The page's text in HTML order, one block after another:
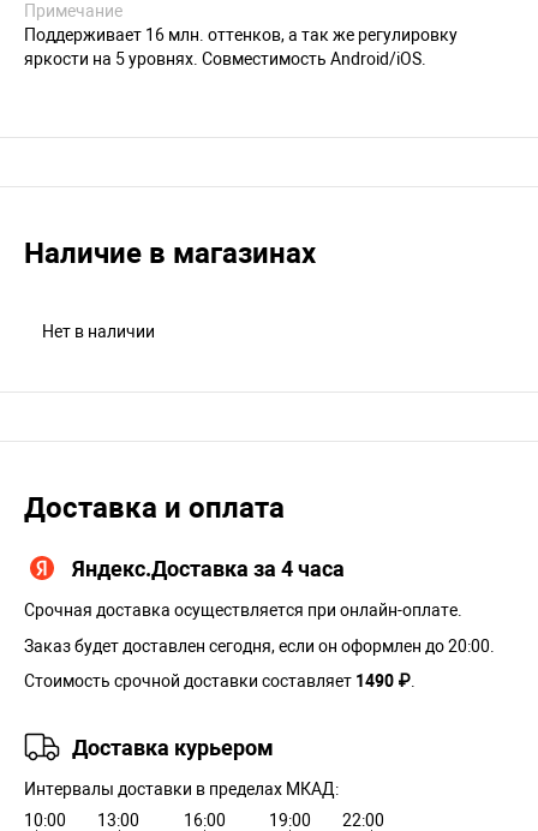
Примечание
Поддерживает 16 млн. оттенков, а так же регулировку
яркости на 5 уровнях. Совместимость Android/iOS.
Наличие в магазинах
Нет в наличии
Доставка и оплата
Яндекс.Доставка за 4 часа
Срочная доставка осуществляется при онлайн-оплате.
Заказ будет доставлен сегодня, если он оформлен до 20:00.
Стоимость срочной доставки составляет 1490 ₽
Доставка курьером
Интервалы доставки в пределах МКАД:
10:00
13:00 16:00 19:00 22:00